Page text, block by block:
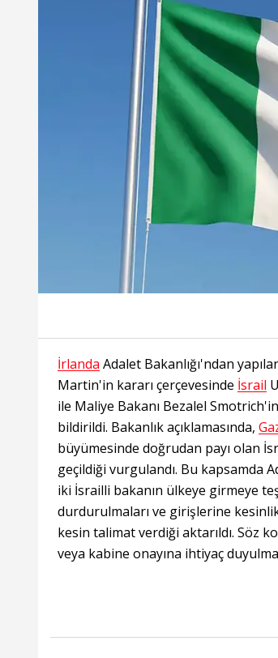
İrlanda Adalet Bakanlığı'ndan
Martin'in kararı çerçevesinde İsrail
ile Maliye Bakanı Bezalel
bildirildi. Bakanlık açıklamasında,
büyümesinde doğrudan payı olan
geçildiği vurgulandı. Bu kapsamda
iki İsrailli bakanın ülkeye girmeye
durdurulmaları ve girişlerine
kesin talimat verdiği aktarıldı. Söz
veya kabine onayına ihtiyaç